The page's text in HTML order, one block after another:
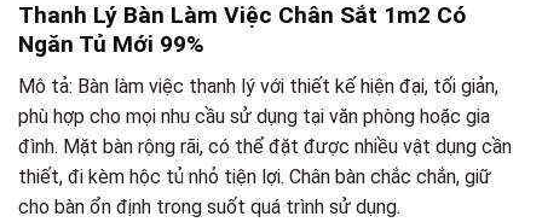
Thanh Lý Bàn Làm Việc Chân Sắt 1m2 Có
Ngăn Tủ Mới 99%
Mô tả: Bàn làm việc thanh lý với thiết kế hiện đại, tối giản,
phù hợp cho mọi nhu cầu sử dụng tại văn phòng hoặc gia
đình. Mặt bàn rộng rãi, có thể đặt được nhiều vật dụng cần
thiết, đi kèm hộc tủ nhỏ tiện lợi. Chân bàn chắc chắn, giữ
cho bàn ổn định trong suốt quá trình sử dụng.